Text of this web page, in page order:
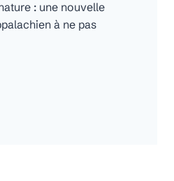
: une nouvelle
à ne pas